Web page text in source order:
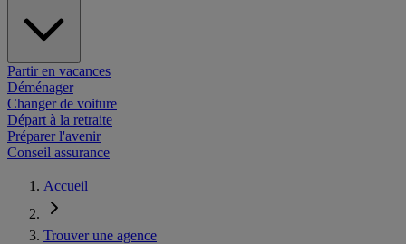
Partir en vacances
Déménager
Changer de voiture
Départ à la retraite
Préparer l'avenir
Conseil assurance
Accueil
Trouver une agence